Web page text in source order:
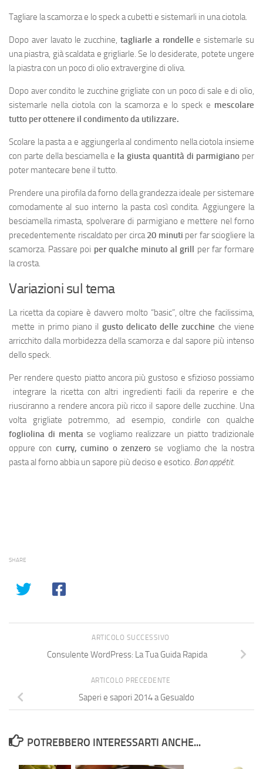
Tagliare la scamorza e lo speck a cubetti e sistemarli in una ciotola.
Dopo aver lavato le zucchine, tagliarle a rondelle e sistemarle su
una piastra, già scaldata e grigliarle. Se lo desiderate, potete ungere
la piastra con un poco di olio extravergine di oliva.
Dopo aver condito le zucchine grigliate con un poco di sale e di olio,
sistemarle nella ciotola con la scamorza e lo speck e mescolare
tutto per ottenere il condimento da utilizzare.
Scolare la pasta a e aggiungerla al condimento nella ciotola insieme
con parte della besciamella e la giusta quantità di parmigiano per
poter mantecare bene il tutto.
Prendere una pirofila da forno della grandezza ideale per sistemare
comodamente al suo interno la pasta così condita. Aggiungere la
besciamella rimasta, spolverare di parmigiano e mettere nel forno
precedentemente riscaldato per circa20 minuti per far sciogliere la
scamorza. Passare poi per qualche minuto al grill per far formare
la crosta.
Variazioni sul tema
La ricetta da copiare è davvero molto “basic”, oltre che facilissima,
mette in primo piano il gusto delicato delle zucchine che viene
arricchito dalla morbidezza della scamorza e dal sapore più intenso
dello speck.
Per rendere questo piatto ancora più gustoso e sfizioso possiamo
integrare la ricetta con altri ingredienti facili da reperire e che
riusciranno a rendere ancora più ricco il sapore delle zucchine. Una
volta grigliate potremmo, ad esempio, condirle con qualche
fogliolina di mentase vogliamo realizzare un piatto tradizionale
oppure con curry, cumino o zenzero se vogliamo che la nostra
pasta al forno abbia un sapore più deciso e esotico. Bon appétit.
SHARE
ARTICOLO SUCCESSIVO
Consulente WordPress: La Tua Guida Rapida
ARTICOLO PRECEDENTE
Saperi e sapori 2014 a Gesualdo
POTREBBERO INTERESSARTI ANCHE...